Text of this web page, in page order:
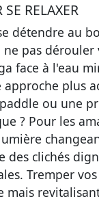
RELAXER
détendre au
pas
face à l'eau
approche plus
ou une
? Pour les
des clichés
Tremper
mais